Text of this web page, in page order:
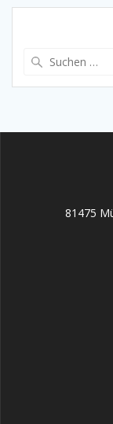
81475